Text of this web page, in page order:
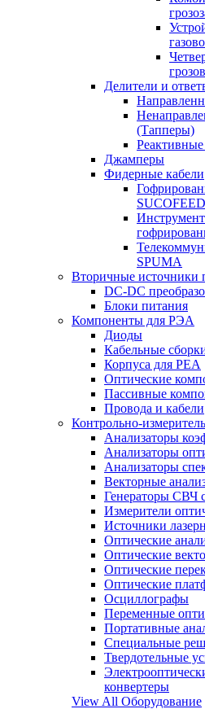
Делители и
(Тапперы)
Джамперы
Фидерные кабели
SUCOFEED
SPUMA
Вторичные источники
DC-DC
Блоки питания
Компоненты для РЭА
Диоды
Кабельные
Корпуса для РЕА
Оптические
Пассивные
Провода и кабели
Контрольно-
Анализаторы
Анализаторы
Анализаторы
Векторные
Генераторы СВЧ
Измерители
Источники
Оптические
Оптические
Оптические
Оптические
Осциллографы
Переменные
Портативные
Специальные
Твердотельные
конвертеры
View All Оборудование